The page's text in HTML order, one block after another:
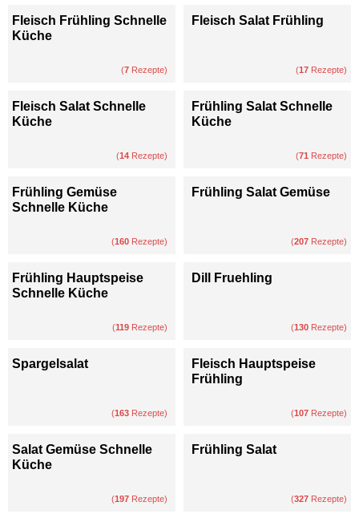
Fleisch Frühling Schnelle
Küche
(7 Rezepte)
Fleisch Salat Frühling
(17 Rezepte)
Fleisch Salat Schnelle
Küche
(14 Rezepte)
Frühling Salat Schnelle
Küche
(71 Rezepte)
Frühling Gemüse
Schnelle Küche
(160 Rezepte)
Frühling Salat Gemüse
(207 Rezepte)
Frühling Hauptspeise
Schnelle Küche
(119 Rezepte)
Dill Fruehling
(130 Rezepte)
Spargelsalat
(163 Rezepte)
Fleisch Hauptspeise
Frühling
(107 Rezepte)
Salat Gemüse Schnelle
Küche
(197 Rezepte)
Frühling Salat
(327 Rezepte)